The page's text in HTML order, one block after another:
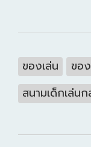
ของเล่น ขอ
สนามเด็กเล่น